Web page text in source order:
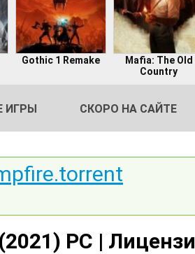
Gothic 1 Remake
Mafia: The Old
Country
ИГРЫ СКОРО НА САЙТЕ
PC |